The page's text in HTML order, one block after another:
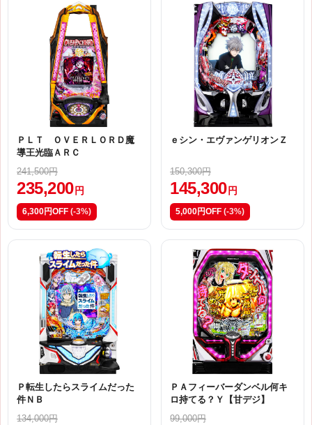
ＰＬＴ ＯＶＥＲＬＯＲＤ魔
導王光臨ＡＲＣ
241,500円
235,200 円
6,300円OFF (-3%)
ｅシン・エヴァンゲリオンＺ
150,300円
145,300 円
5,000円OFF (-3%)
Ｐ転生したらスライムだった
件ＮＢ
134,000円
ＰＡフィーバーダンベル何キ
ロ持てる？Ｙ【甘デジ】
99,000円